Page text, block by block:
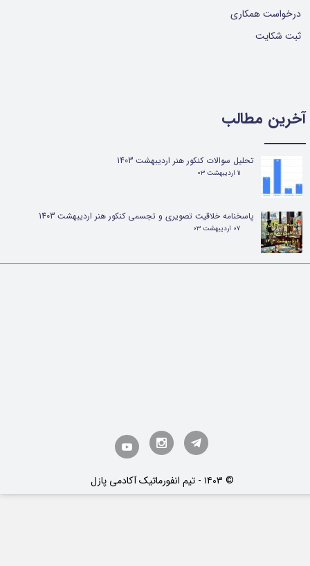
آخرین مطالب
تحلیل سوالات کنکور هنر اردیبهشت 1403
۱۱ اردیبهشت ۰۳
پاسخنامه خلاقیت تصویری و تجسمی کنکور هنر اردیبهشت 1403
۰۷ اردیبهشت ۰۳
​© ۱۴۰3 - تیم انفورماتیک آکادمی پازل
درخواست همکاری
ثبت شکایت